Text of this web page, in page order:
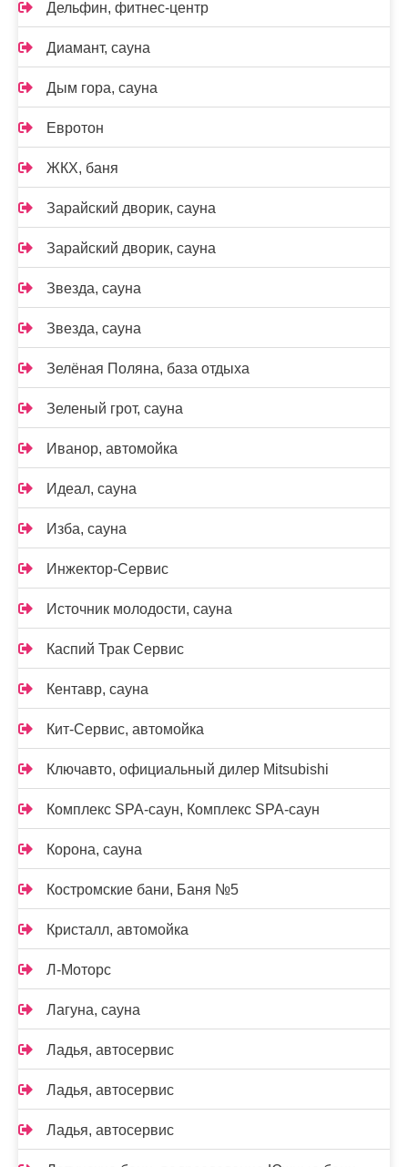
Дельфин, фитнес-центр
Диамант, сауна
Дым гора, сауна
Евротон
ЖКХ, баня
Зарайский дворик, сауна
Зарайский дворик, сауна
Звезда, сауна
Звезда, сауна
Зелёная Поляна, база отдыха
Зеленый грот, сауна
Иванор, автомойка
Идеал, сауна
Изба, сауна
Инжектор-Сервис
Источник молодости, сауна
Каспий Трак Сервис
Кентавр, сауна
Кит-Сервис, автомойка
Ключавто, официальный дилер Mitsubishi
Комплекс SPA-саун, Комплекс SPA-саун
Корона, сауна
Костромские бани, Баня №5
Кристалл, автомойка
Л-Моторс
Лагуна, сауна
Ладья, автосервис
Ладья, автосервис
Ладья, автосервис